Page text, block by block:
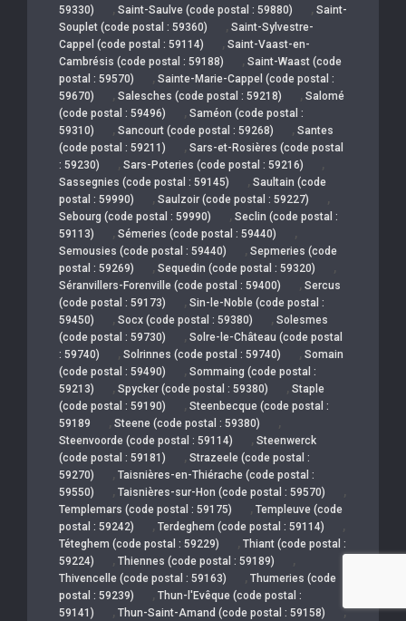
59330)
, Saint-Saulve (code postal : 59880) , Saint-
Souplet (code postal : 59360)
, Saint-Sylvestre-
Cappel (code postal : 59114)
, Saint-Vaast-en-
Cambrésis (code postal : 59188)
, Saint-Waast (code
postal : 59570)
, Sainte-Marie-Cappel (code postal :
59670)
, Salesches (code postal : 59218) , Salomé
(code postal : 59496)
, Saméon (code postal :
59310)
, Sancourt (code postal : 59268) , Santes
(code postal : 59211)
, Sars-et-Rosières (code postal
: 59230)
, Sars-Poteries (code postal : 59216) ,
Sassegnies (code postal : 59145) , Saultain (code
postal : 59990)
, Saulzoir (code postal : 59227) ,
Sebourg (code postal : 59990) , Seclin (code postal :
59113)
, Sémeries (code postal : 59440) ,
Semousies (code postal : 59440) , Sepmeries (code
postal : 59269)
, Sequedin (code postal : 59320) ,
Séranvillers-Forenville (code postal : 59400) , Sercus
(code postal : 59173)
, Sin-le-Noble (code postal :
59450)
, Socx (code postal : 59380) , Solesmes
(code postal : 59730)
, Solre-le-Château (code postal
: 59740)
, Solrinnes (code postal : 59740) , Somain
(code postal : 59490)
, Sommaing (code postal :
59213)
, Spycker (code postal : 59380) , Staple
(code postal : 59190)
, Steenbecque (code postal :
59189
, Steene (code postal : 59380) ,
Steenvoorde (code postal : 59114) , Steenwerck
(code postal : 59181)
, Strazeele (code postal :
59270)
, Taisnières-en-Thiérache (code postal :
59550)
, Taisnières-sur-Hon (code postal : 59570) ,
Templemars (code postal : 59175) , Templeuve (code
postal : 59242)
, Terdeghem (code postal : 59114) ,
Téteghem (code postal : 59229) , Thiant (code postal :
59224)
, Thiennes (code postal : 59189) ,
Thivencelle (code postal : 59163) , Thumeries (code
postal : 59239)
, Thun-l'Evêque (code postal :
59141)
, Thun-Saint-Amand (code postal : 59158) ,